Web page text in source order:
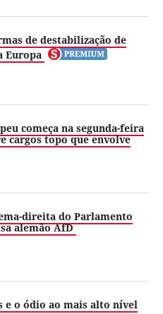
de destabilização de
Europa
começa na segunda-feira
cargos topo que envolve
direita do Parlamento
alemão AfD
e o ódio ao mais alto nível